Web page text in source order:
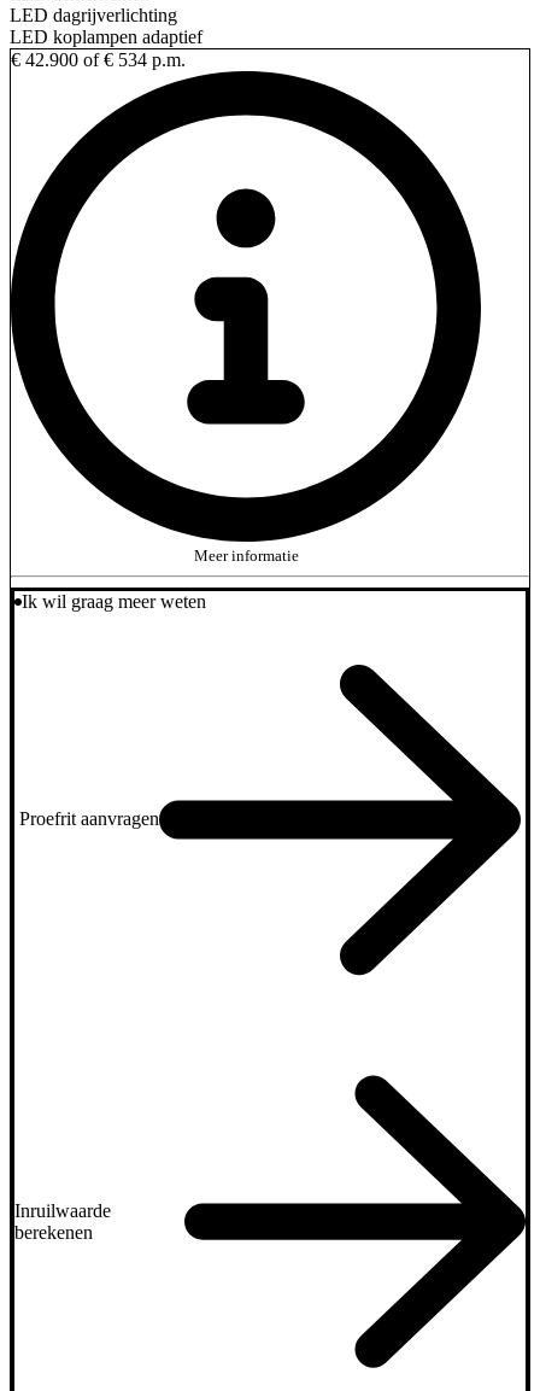
LED dagrijverlichting
LED koplampen adaptief
€ 42.900 of € 534 p.m.
Meer informatie
Ik wil graag meer weten
Proefrit aanvragen
Inruilwaarde
berekenen